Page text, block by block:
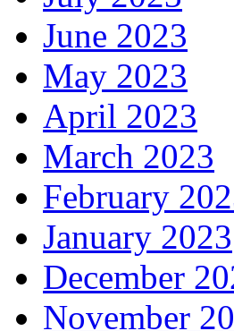
June 2023
May 2023
April 2023
March 2023
February
January 2023
December
November